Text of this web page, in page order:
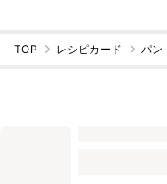
TOP レシピカード パン